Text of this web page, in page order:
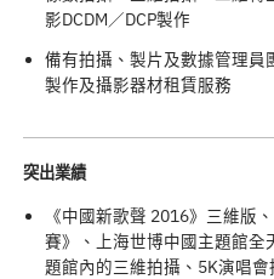
影DCDM／DCP製作
備有拍攝、製片及數據管理員
製作及攝影器材租賃服務
突出業績
《中國新歌聲 2016》三維版
賽》、上海世博中國主題館全
題館內的三維拍攝、5K演唱